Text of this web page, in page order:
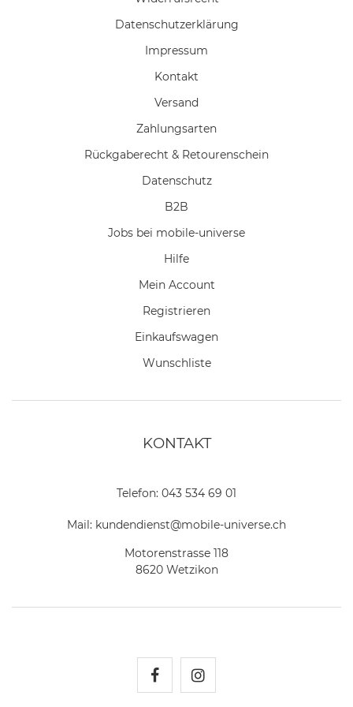
Daten­schutz­erklärung
Impressum
Kontakt
Versand
Zahlungsarten
Rückgaberecht & Retourenschein
Datenschutz
B2B
Jobs bei mobile-universe
Hilfe
Mein Account
Registrieren
Einkaufswagen
Wunschliste
KONTAKT
Telefon: 043 534 69 01
Mail: kundendienst@mobile-universe.ch
Motorenstrasse 118
8620 Wetzikon